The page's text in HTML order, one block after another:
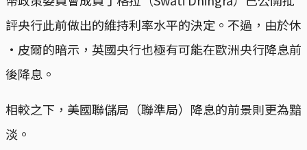
評央行此前做出的維持利率水平的決定。不過，由於休
·皮爾的暗示，英國央行也極有可能在歐洲央行降息前
後降息。
相較之下，美國聯儲局（聯準局）降息的前景則更為黯
淡。